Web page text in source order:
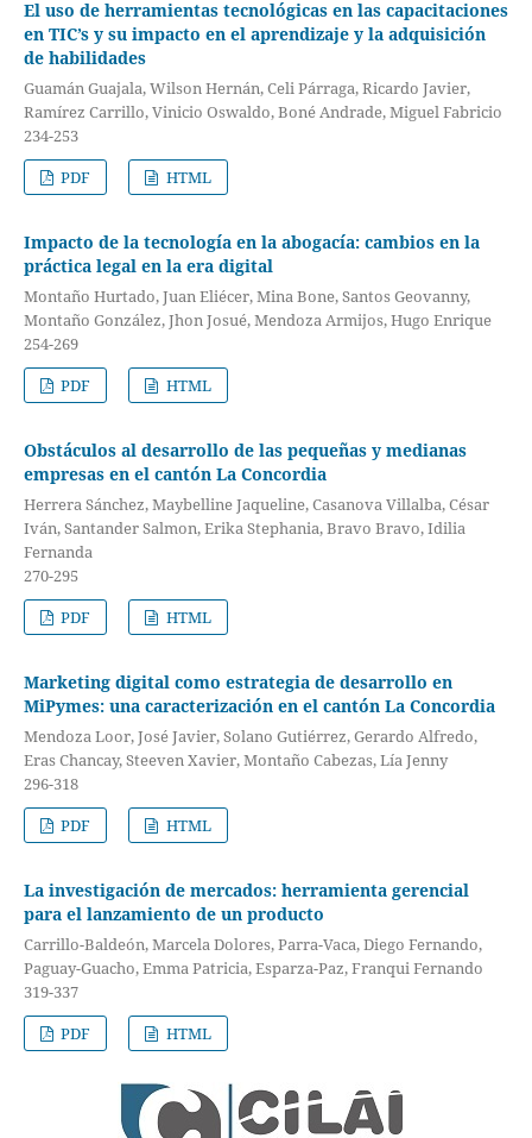
El uso de herramientas tecnológicas en las capacitaciones
en TIC’s y su impacto en el aprendizaje y la adquisición
de habilidades
Guamán Guajala, Wilson Hernán, Celi Párraga, Ricardo Javier,
Ramírez Carrillo, Vinicio Oswaldo, Boné Andrade, Miguel Fabricio
234-253
PDF
HTML
Impacto de la tecnología en la abogacía: cambios en la
práctica legal en la era digital
Montaño Hurtado, Juan Eliécer, Mina Bone, Santos Geovanny,
Montaño González, Jhon Josué, Mendoza Armijos, Hugo Enrique
254-269
PDF
HTML
Obstáculos al desarrollo de las pequeñas y medianas
empresas en el cantón La Concordia
Herrera Sánchez, Maybelline Jaqueline, Casanova Villalba, César
Iván, Santander Salmon, Erika Stephania, Bravo Bravo, Idilia
Fernanda
270-295
PDF
HTML
Marketing digital como estrategia de desarrollo en
MiPymes: una caracterización en el cantón La Concordia
Mendoza Loor, José Javier, Solano Gutiérrez, Gerardo Alfredo,
Eras Chancay, Steeven Xavier, Montaño Cabezas, Lía Jenny
296-318
PDF
HTML
La investigación de mercados: herramienta gerencial
para el lanzamiento de un producto
Carrillo-Baldeón, Marcela Dolores, Parra-Vaca, Diego Fernando,
Paguay-Guacho, Emma Patricia, Esparza-Paz, Franqui Fernando
319-337
PDF
HTML